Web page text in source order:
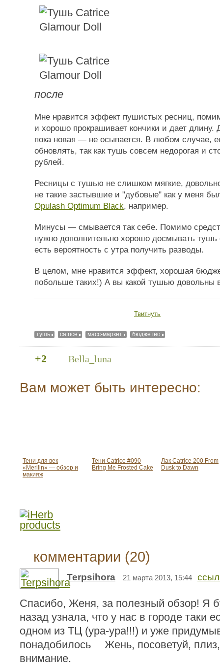
после
Мне нравится эффект пушистых ресниц,
и хорошо прокрашивает кончики и дает длину.
пока новая — не осыпается. В любом случае,
обновлять, так как тушь совсем недорогая и
рублей.
Ресницы с тушью не слишком мягкие,
не такие застывшие и "дубовые" как у меня
Opulash Optimum Black, например.
Минусы — смывается так себе. Помимо
нужно дополнительно хорошо досмывать тушь
есть вероятность с утра получить разводы.
В целом, мне нравится эффект, хорошая
побольше таких!) А вы какой тушью довольны
Твитнуть
тушь catrice масс-маркет бюджетно
+2 Bella_luna
Вам может быть интересно:
Тени для век
«Merilin» — обзор и
макияж
Тени Catrice #090
Bring Me Frosted Cake
Лак Catrice 200 From
Dusk to Dawn
комментарии (20)
Terpsihora 21 марта 2013, 15:44
Спасибо, Женя, за полезный обзор! Я
назад узнала, что у нас в городе таки
одном из ТЦ (ура-ура!!!) и уже
понадобилось
Жень, посоветуй,
внимание.